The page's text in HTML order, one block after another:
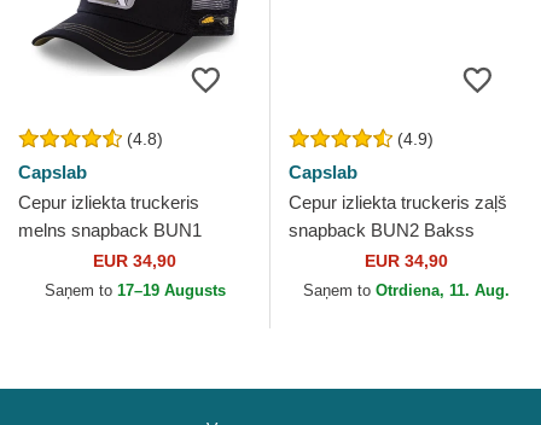
(4.8)
Capslab
Cepur izliekta truckeris
melns snapback BUN1
Bakss Bannijs Looney Tunes
no Capslab
EUR 34,90
Saņem to 17–19 Augusts
(4.9)
Capslab
Cepur izliekta truckeris zaļš
snapback BUN2 Bakss
Bannijs Looney Tunes no
Capslab
EUR 34,90
Saņem to Otrdiena, 11. Aug.